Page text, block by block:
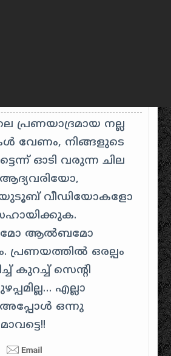
പ്രണയാദ്രമായ നല്ല
വേണം, നിങ്ങളുടെ
ഓടി വരുന്ന ചില
യുടൂബ് വീഡിയോകളോ
ആൽബമോ
പ്രണയത്തിൽ ഒരല്പം
കുറച്ച് സെന്റി
എല്ലാ
ഒന്നു